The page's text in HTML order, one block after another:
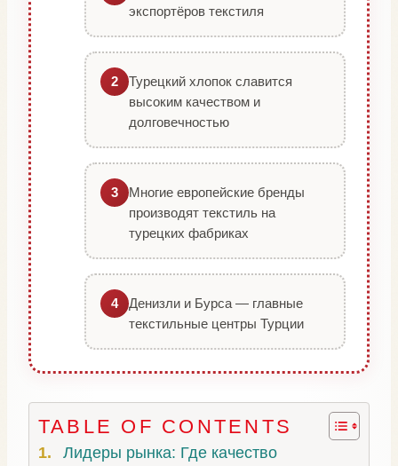
экспортёров текстиля
2
Турецкий хлопок славится
высоким качеством и
долговечностью
3
Многие европейские бренды
производят текстиль на
турецких фабриках
4
Денизли и Бурса — главные
текстильные центры Турции
TABLE OF CONTENTS
Лидеры рынка: Где качество